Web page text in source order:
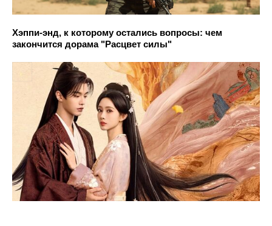
Хэппи-энд, к которому остались вопросы: чем
закончится дорама "Расцвет силы"